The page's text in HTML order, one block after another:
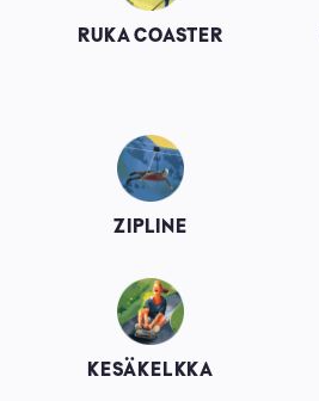
RUKA COASTER
Image
ZIPLINE
Image
KESÄKELKKA